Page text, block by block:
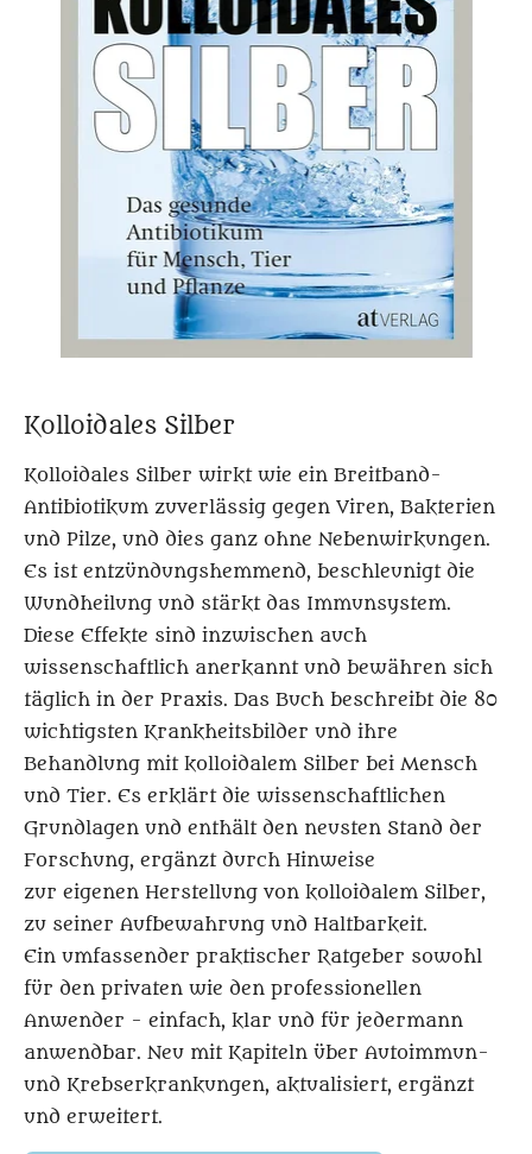
Kolloidales Silber
Kolloidales Silber wirkt wie ein Breitband-
Antibiotikum zuverlässig gegen Viren, Bakterien
und Pilze, und dies ganz ohne Nebenwirkungen.
Es ist entzündungshemmend, beschleunigt die
Wundheilung und stärkt das Immunsystem.
Diese Effekte sind inzwischen auch
wissenschaftlich anerkannt und bewähren sich
täglich in der Praxis. Das Buch beschreibt die 80
wichtigsten Krankheitsbilder und ihre
Behandlung mit kolloidalem Silber bei Mensch
und Tier. Es erklärt die wissenschaftlichen
Grundlagen und enthält den neusten Stand der
Forschung, ergänzt durch Hinweise
zur eigenen Herstellung von kolloidalem Silber,
zu seiner Aufbewahrung und Haltbarkeit.
Ein umfassender praktischer Ratgeber sowohl
für den privaten wie den professionellen
Anwender - einfach, klar und für jedermann
anwendbar. Neu mit Kapiteln über Autoimmun-
und Krebserkrankungen, aktualisiert, ergänzt
und erweitert.